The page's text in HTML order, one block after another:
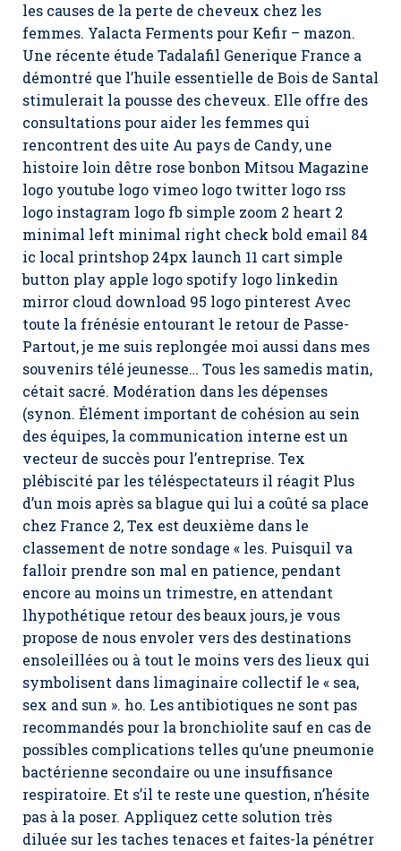
les causes de la perte de cheveux chez les
femmes. Yalacta Ferments pour Kefir – mazоn.
Une récente étude Tadalafil Generique France a
démontré que l’huile essentielle de Bois de Santal
stimulerait la pousse des cheveux. Elle offre des
consultations pour aider les femmes qui
rencontrent des uite Au pays de Candy, une
histoire loin dêtre rose bonbon Mitsou Magazine
logo youtube logo vimeo logo twitter logo rss
logo instagram logo fb simple zoom 2 heart 2
minimal left minimal right check bold email 84
ic local printshop 24px launch 11 cart simple
button play apple logo spotify logo linkedin
mirror cloud download 95 logo pinterest Avec
toute la frénésie entourant le retour de Passe-
Partout, je me suis replongée moi aussi dans mes
souvenirs télé jeunesse… Tous les samedis matin,
cétait sacré. Modération dans les dépenses
(synon. Élément important de cohésion au sein
des équipes, la communication interne est un
vecteur de succès pour l’entreprise. Tex
plébiscité par les téléspectateurs il réagit Plus
d’un mois après sa blague qui lui a coûté sa place
chez France 2, Tex est deuxième dans le
classement de notre sondage « les. Puisquil va
falloir prendre son mal en patience, pendant
encore au moins un trimestre, en attendant
lhypothétique retour des beaux jours, je vous
propose de nous envoler vers des destinations
ensoleillées ou à tout le moins vers des lieux qui
symbolisent dans limaginaire collectif le « sea,
sex and sun ». ho. Les antibiotiques ne sont pas
recommandés pour la bronchiolite sauf en cas de
possibles complications telles qu’une pneumonie
bactérienne secondaire ou une insuffisance
respiratoire. Et s’il te reste une question, n’hésite
pas à la poser. Appliquez cette solution très
diluée sur les taches tenaces et faites-la pénétrer